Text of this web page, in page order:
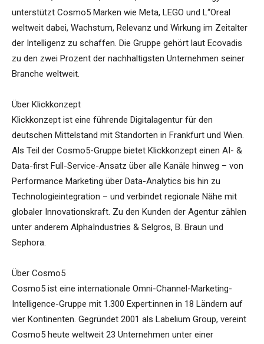
unterstützt Cosmo5 Marken wie Meta, LEGO und L“Oreal
weltweit dabei, Wachstum, Relevanz und Wirkung im Zeitalter
der Intelligenz zu schaffen. Die Gruppe gehört laut Ecovadis
zu den zwei Prozent der nachhaltigsten Unternehmen seiner
Branche weltweit.
Über Klickkonzept
Klickkonzept ist eine führende Digitalagentur für den
deutschen Mittelstand mit Standorten in Frankfurt und Wien.
Als Teil der Cosmo5-Gruppe bietet Klickkonzept einen AI- &
Data-first Full-Service-Ansatz über alle Kanäle hinweg – von
Performance Marketing über Data-Analytics bis hin zu
Technologieintegration – und verbindet regionale Nähe mit
globaler Innovationskraft. Zu den Kunden der Agentur zählen
unter anderem AlphaIndustries & Selgros, B. Braun und
Sephora.
Über Cosmo5
Cosmo5 ist eine internationale Omni-Channel-Marketing-
Intelligence-Gruppe mit 1.300 Expert:innen in 18 Ländern auf
vier Kontinenten. Gegründet 2001 als Labelium Group, vereint
Cosmo5 heute weltweit 23 Unternehmen unter einer